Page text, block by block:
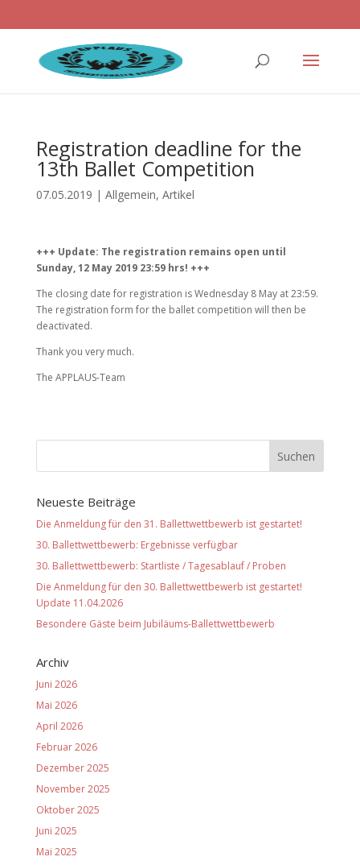
Registration deadline for the
13th Ballet Competition
07.05.2019 | Allgemein, Artikel
+++ Update: The registration remains open until
Sunday, 12 May 2019 23:59 hrs! +++
The closing date for registration is Wednesday 8 May at 23:59.
The registration form for the ballet competition will then be
deactivated.
Thank you very much.
The APPLAUS-Team
Neueste Beiträge
Die Anmeldung für den 31. Ballettwettbewerb ist gestartet!
30. Ballettwettbewerb: Ergebnisse verfügbar
30. Ballettwettbewerb: Startliste / Tagesablauf / Proben
Die Anmeldung für den 30. Ballettwettbewerb ist gestartet!
Update 11.04.2026
Besondere Gäste beim Jubiläums-Ballettwettbewerb
Archiv
Juni 2026
Mai 2026
April 2026
Februar 2026
Dezember 2025
November 2025
Oktober 2025
Juni 2025
Mai 2025